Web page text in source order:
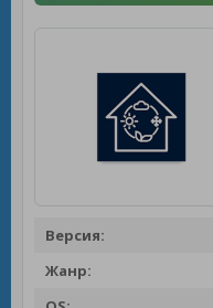
Версия:
Жанр: